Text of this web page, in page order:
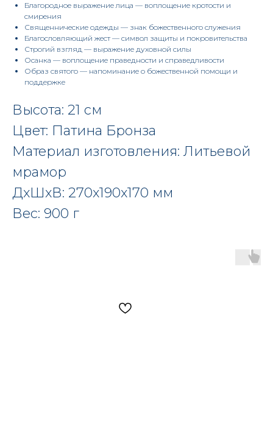
Благородное выражение лица — воплощение кротости и
смирения
Священнические одежды — знак божественного служения
Благословляющий жест — символ защиты и покровительства
Строгий взгляд — выражение духовной силы
Осанка — воплощение праведности и справедливости
Образ святого — напоминание о божественной помощи и
поддержке
Высота: 21 см
Цвет: Патина Бронза
Материал изготовления: Литьевой
мрамор
ДxШxВ: 270x190x170 мм
Вес: 900 г